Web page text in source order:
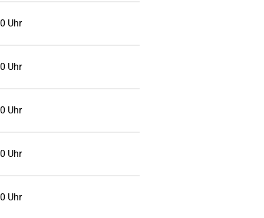
Uhr
Uhr
Uhr
Uhr
Uhr